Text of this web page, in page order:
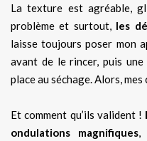
La texture est agréable,
problème et surtout, les
laisse toujours poser mon
avant de le rincer, puis
place au séchage. Alors, mes
Et comment qu’ils valident !
ondulations magnifiques